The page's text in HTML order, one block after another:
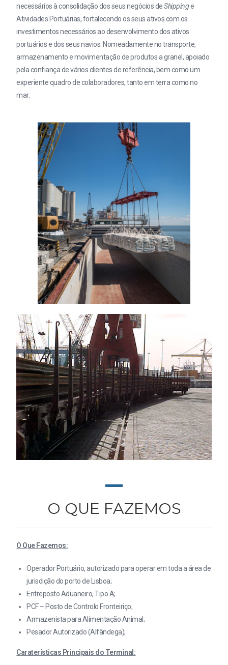
necessários à consolidação dos seus negócios deShippinge
Atividades Portuárias, fortalecendo os seus ativos com os
investimentos necessários ao desenvolvimento dos ativos
portuários e dos seus navios. Nomeadamente no transporte,
armazenamento e movimentação de produtos a granel, apoiado
pela confiança de vários clientes de referência, bem como um
experiente quadro de colaboradores, tanto em terra como no
mar.
O QUE FAZEMOS
O Que Fazemos:
Operador Portuário, autorizado para operar em toda a área de
jurisdição do porto de Lisboa;
Entreposto Aduaneiro, Tipo A;
PCF – Posto de Controlo Fronteiriço;
Armazenista para Alimentação Animal;
Pesador Autorizado (Alfândega);
Caraterísticas Principais do Terminal: